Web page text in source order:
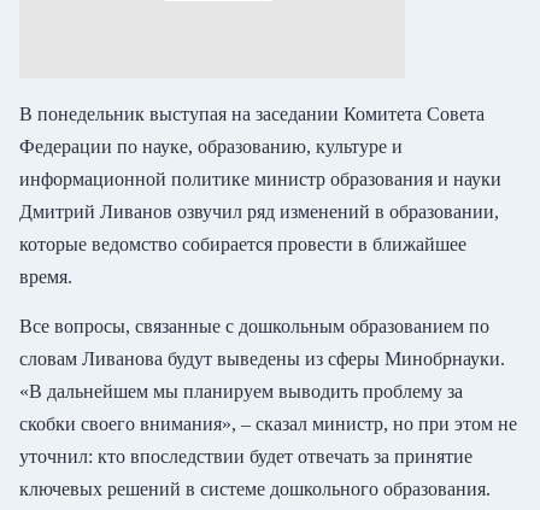
В понедельник выступая на заседании Комитета Совета
Федерации по науке, образованию, культуре и
информационной политике министр образования и науки
Дмитрий Ливанов озвучил ряд изменений в образовании,
которые ведомство собирается провести в ближайшее
время.
Все вопросы, связанные с дошкольным образованием по
словам Ливанова будут выведены из сферы Минобрнауки.
«В дальнейшем мы планируем выводить проблему за
скобки своего внимания», – сказал министр, но при этом не
уточнил: кто впоследствии будет отвечать за принятие
ключевых решений в системе дошкольного образования.